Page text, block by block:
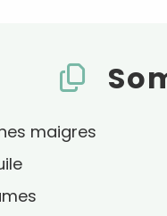
maigres